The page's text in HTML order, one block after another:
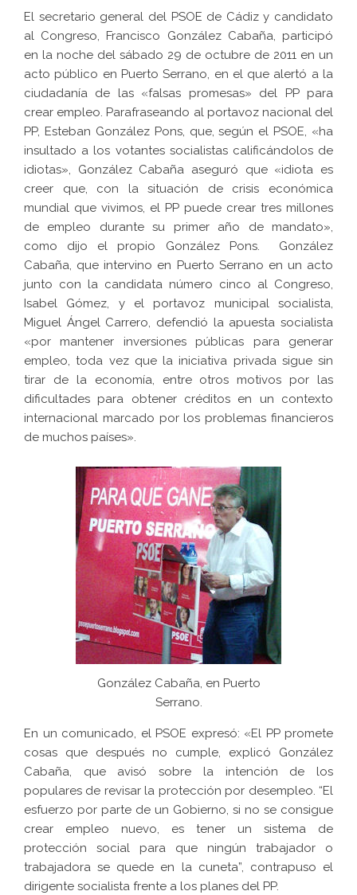
El secretario general del PSOE de Cádiz y candidato
al Congreso, Francisco González Cabaña, participó
en la noche del sábado 29 de octubre de 2011 en un
acto público en Puerto Serrano, en el que alertó a la
ciudadanía de las «falsas promesas» del PP para
crear empleo. Parafraseando al portavoz nacional del
PP, Esteban González Pons, que, según el PSOE, «ha
insultado a los votantes socialistas calificándolos de
idiotas», González Cabaña aseguró que «idiota es
creer que, con la situación de crisis económica
mundial que vivimos, el PP puede crear tres millones
de empleo durante su primer año de mandato»,
como dijo el propio González Pons. González
Cabaña, que intervino en Puerto Serrano en un acto
junto con la candidata número cinco al Congreso,
Isabel Gómez, y el portavoz municipal socialista,
Miguel Ángel Carrero, defendió la apuesta socialista
«por mantener inversiones públicas para generar
empleo, toda vez que la iniciativa privada sigue sin
tirar de la economía, entre otros motivos por las
dificultades para obtener créditos en un contexto
internacional marcado por los problemas financieros
de muchos países».
González Cabaña, en Puerto
Serrano.
En un comunicado, el PSOE expresó: «El PP promete
cosas que después no cumple, explicó González
Cabaña, que avisó sobre la intención de los
populares de revisar la protección por desempleo. “El
esfuerzo por parte de un Gobierno, si no se consigue
crear empleo nuevo, es tener un sistema de
protección social para que ningún trabajador o
trabajadora se quede en la cuneta”, contrapuso el
dirigente socialista frente a los planes del PP.